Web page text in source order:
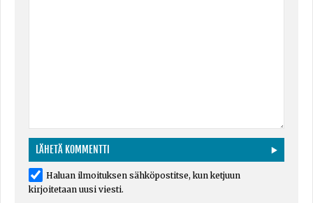
Haluan ilmoituksen sähköpostitse, kun ketjuun
kirjoitetaan uusi viesti.